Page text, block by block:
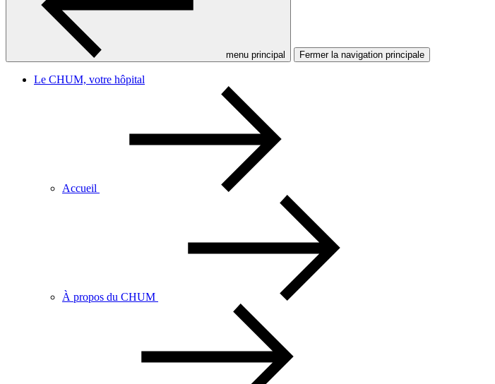
menu principal Fermer la navigation principale
Le CHUM, votre hôpital
Accueil
À propos du CHUM